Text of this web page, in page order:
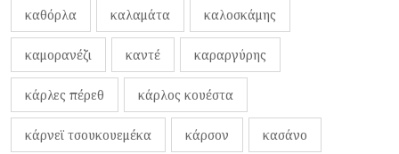
καθόρλα καλαμάτα καλοσκάμης
καμορανέζι καντέ καραργύρης
κάρλες πέρεθ κάρλος κουέστα
κάρνεϊ τσουκουεμέκα κάρσον κασάνο